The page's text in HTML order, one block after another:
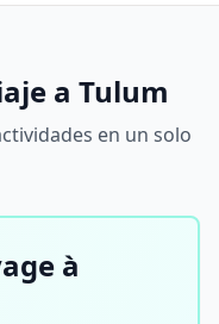
a Tulum
en un solo
à